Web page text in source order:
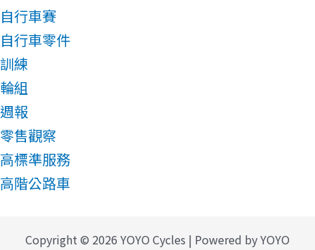
自行車賽
自行車零件
訓練
輪組
週報
零售觀察
高標準服務
高階公路車
Copyright © 2026 YOYO Cycles | Powered by YOYO